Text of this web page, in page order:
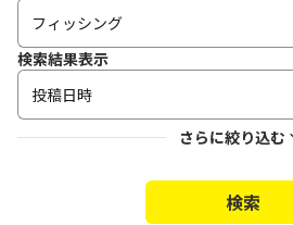
検索結果表示
投稿日時
さらに絞り込む
検索